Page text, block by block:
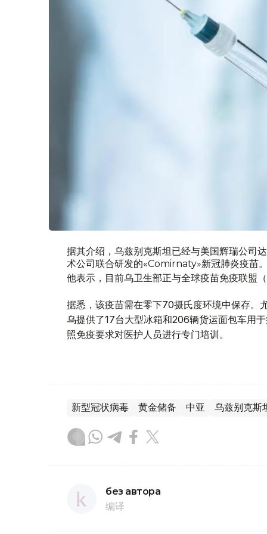
据其介绍，乌兹别克斯坦已经与美国辉瑞公司
术公司联合研发的«Comirnaty»新冠肺炎疫苗
他表示，目前乌卫生部正与全球疫苗免疫联盟
据悉，该疫苗需在零下70摄氏度环境中保存。
乌提供了17台大型冰箱和206辆货运面包车用
照免疫要求对医护人员进行专门培训。
新型冠状病毒 黄金储备 中亚 乌兹别克斯
без автора
编译